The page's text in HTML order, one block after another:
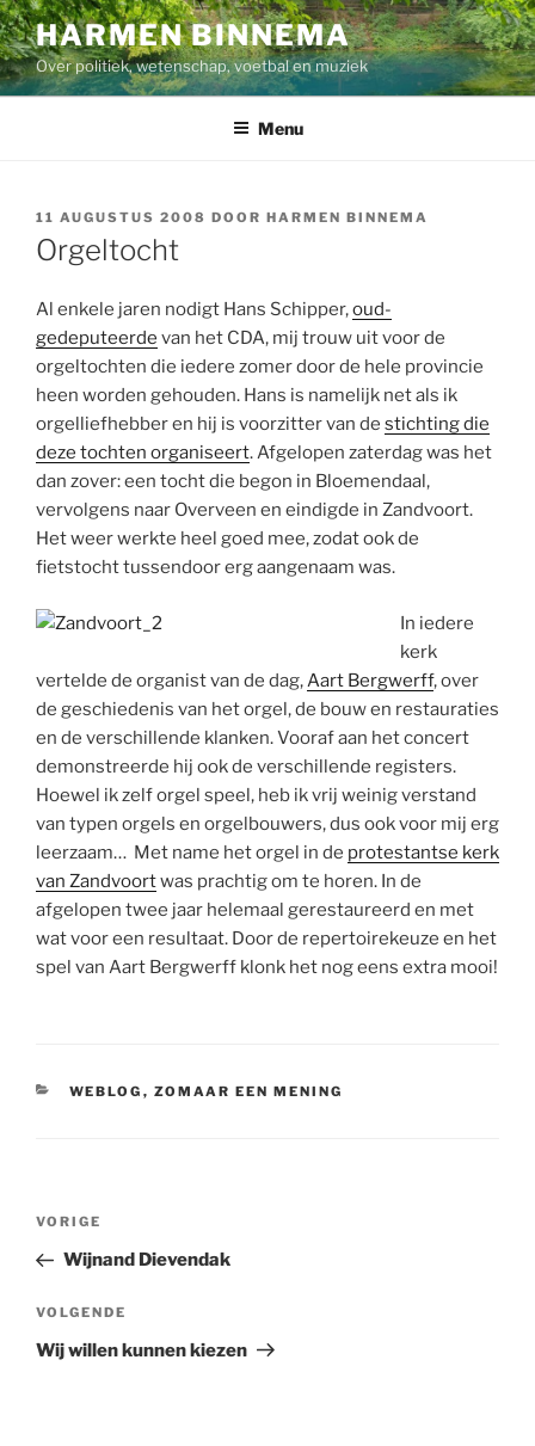
Ga
naar
de
inhoud
HARMEN BINNEMA
Over politiek, wetenschap, voetbal en muziek
Menu
GEPLAATST
OP
11 AUGUSTUS 2008 DOOR HARMEN BINNEMA
Orgeltocht
Al enkele jaren nodigt Hans Schipper,oud-
gedeputeerde van het CDA, mij trouw uit voor de
orgeltochten die iedere zomer door de hele provincie
heen worden gehouden. Hans is namelijk net als ik
orgelliefhebber en hij is voorzitter van de stichting die
deze tochten organiseert. Afgelopen zaterdag was het
dan zover: een tocht die begon in Bloemendaal,
vervolgens naar Overveen en eindigde in Zandvoort.
Het weer werkte heel goed mee, zodat ook de
fietstocht tussendoor erg aangenaam was.
In iedere
kerk
vertelde de organist van de dag,Aart Bergwerff, over
de geschiedenis van het orgel, de bouw en restauraties
en de verschillende klanken. Vooraf aan het concert
demonstreerde hij ook de verschillende registers.
Hoewel ik zelf orgel speel, heb ik vrij weinig verstand
van typen orgels en orgelbouwers, dus ook voor mij erg
leerzaam… Met name het orgel in de protestantse kerk
van Zandvoortwas prachtig om te horen. In de
afgelopen twee jaar helemaal gerestaureerd en met
wat voor een resultaat. Door de repertoirekeuze en het
spel van Aart Bergwerff klonk het nog eens extra mooi!
CATEGORIEËN
WEBLOG , ZOMAAR EEN MENING
Bericht
Vorig
bericht
VORIGE
Wijnand Dievendak
Volgend
bericht
VOLGENDE
Wij willen kunnen kiezen